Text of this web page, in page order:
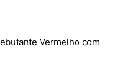
Vermelho com